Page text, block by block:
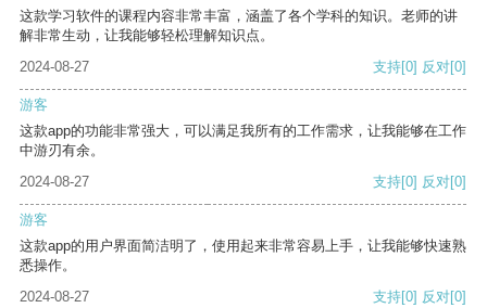
这款学习软件的课程内容非常丰富，涵盖了各个学科的知识。老师的讲
解非常生动，让我能够轻松理解知识点。
2024-08-27
支持[0] 反对[0]
游客
这款app的功能非常强大，可以满足我所有的工作需求，让我能够在工作
中游刃有余。
2024-08-27
支持[0] 反对[0]
游客
这款app的用户界面简洁明了，使用起来非常容易上手，让我能够快速熟
悉操作。
2024-08-27
支持[0] 反对[0]